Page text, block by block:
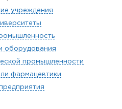
учреждения
оборудования
промышленности
фармацевтики